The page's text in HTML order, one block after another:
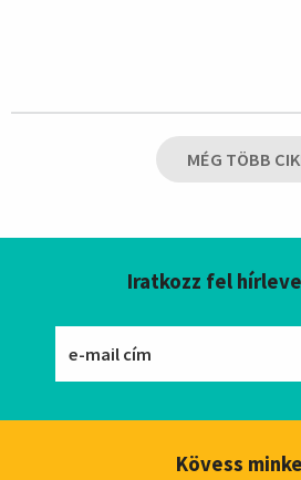
MÉG TÖBB
Iratkozz fel
Kövess